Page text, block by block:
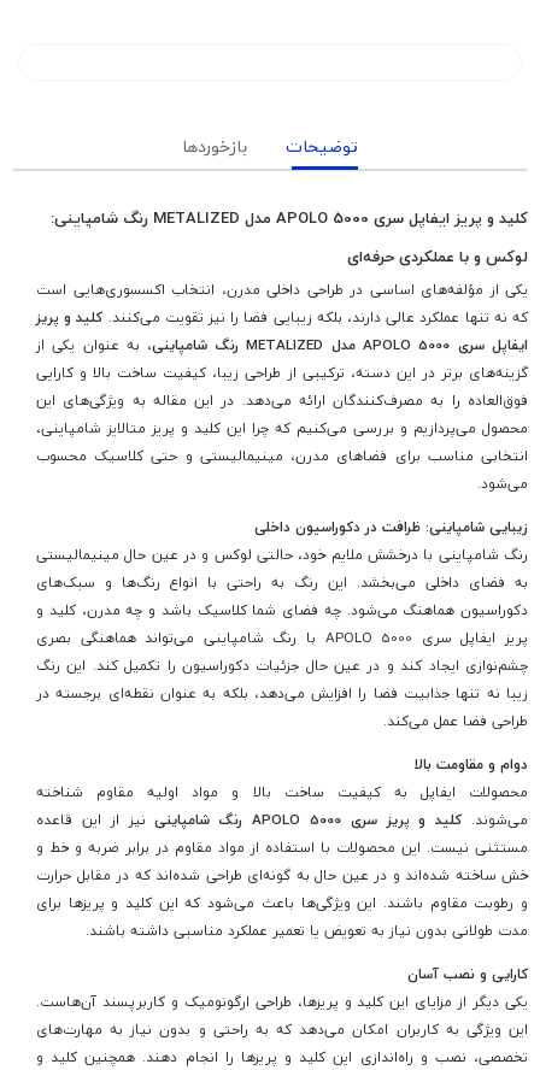
توضیحات بازخوردها
کلید و پریز ایفاپل سری APOLO 5000 مدل METALIZED رنگ شامپاینی:
لوکس و با عملکردی حرفه‌ای
یکی از مؤلفه‌های اساسی در طراحی داخلی مدرن، انتخاب اکسسوری‌هایی است
که نه تنها عملکرد عالی دارند، بلکه زیبایی فضا را نیز تقویت می‌کنند. کلید و پریز
ایفاپل سری APOLO 5000 مدل METALIZED رنگ شامپاینی
، به عنوان یکی از
گزینه‌های برتر در این دسته، ترکیبی از طراحی زیبا، کیفیت ساخت بالا و کارایی
فوق‌العاده را به مصرف‌کنندگان ارائه می‌دهد. در این مقاله به ویژگی‌های این
محصول می‌پردازیم و بررسی می‌کنیم که چرا این کلید و پریز متالایز شامپاینی،
انتخابی مناسب برای فضاهای مدرن، مینیمالیستی و حتی کلاسیک محسوب
می‌شود.
زیبایی شامپاینی: ظرافت در دکوراسیون داخلی
رنگ شامپاینی با درخشش ملایم خود، حالتی لوکس و در عین حال مینیمالیستی
به فضای داخلی می‌بخشد. این رنگ به راحتی با انواع رنگ‌ها و سبک‌های
دکوراسیون هماهنگ می‌شود. چه فضای شما کلاسیک باشد و چه مدرن، کلید و
پریز ایفاپل سری APOLO 5000 با رنگ شامپاینی می‌تواند هماهنگی بصری
چشم‌نوازی ایجاد کند و در عین حال جزئیات دکوراسیون را تکمیل کند. این رنگ
زیبا نه تنها جذابیت فضا را افزایش می‌دهد، بلکه به عنوان نقطه‌ای برجسته در
طراحی فضا عمل می‌کند.
دوام و مقاومت بالا
محصولات ایفاپل به کیفیت ساخت بالا و مواد اولیه مقاوم شناخته
می‌شوند. کلید و پریز سری APOLO 5000 رنگ شامپاینی
نیز از این قاعده
مستثنی نیست. این محصولات با استفاده از مواد مقاوم در برابر ضربه و خط و
خش ساخته شده‌اند و در عین حال به گونه‌ای طراحی شده‌اند که در مقابل حرارت
و رطوبت مقاوم باشند. این ویژگی‌ها باعث می‌شود که این کلید و پریزها برای
مدت طولانی بدون نیاز به تعویض یا تعمیر عملکرد مناسبی داشته باشند.
کارایی و نصب آسان
یکی دیگر از مزایای این کلید و پریزها، طراحی ارگونومیک و کاربرپسند آن‌هاست.
این ویژگی به کاربران امکان می‌دهد که به راحتی و بدون نیاز به مهارت‌های
تخصصی، نصب و راه‌اندازی این کلید و پریزها را انجام دهند. همچنین کلید و